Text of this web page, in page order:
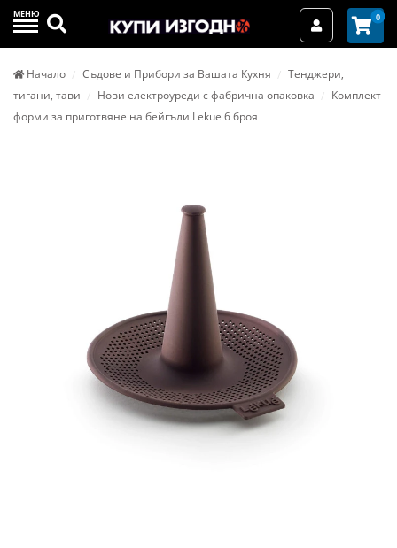
МЕНЮ Търси Вход / 0
Начало Съдове и Прибори за Вашата Кухня
Тенджери,
тигани, тави
Нови електроуреди с фабрична опаковка
Комплект
форми за приготвяне на бейгъли Lekue 6 броя